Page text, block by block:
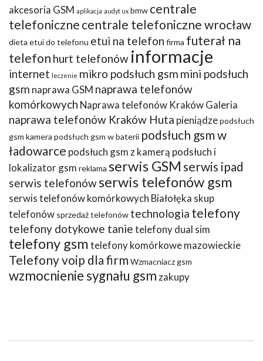
akcesoria GSM aplikacja audyt ux bmw centrale
telefoniczne centrale telefoniczne wrocław
dieta etui do telefonu etui na telefon firma futerał na
telefon hurt telefonów informacje
internet leczenie mikro podsłuch gsm mini podsłuch
gsm naprawa GSM naprawa telefonów
komórkowych Naprawa telefonów Kraków Galeria
naprawa telefonów Kraków Huta pieniądzepodsłuch
gsm kamera podsłuch gsm w baterii podsłuch gsm w
ładowarce podsłuch gsm z kamerą podsłuch i
lokalizator gsm reklama serwis GSM serwis ipad
serwis telefonówserwis telefonów gsm
serwis telefonów komórkowych Białołęka skup
telefonów sprzedaż telefonów technologia telefony
telefony dotykowe tanietelefony dual sim
telefony gsmtelefony komórkowe mazowieckie
Telefony voip dla firm Wzmacniacz gsm
wzmocnienie sygnału gsm zakupy